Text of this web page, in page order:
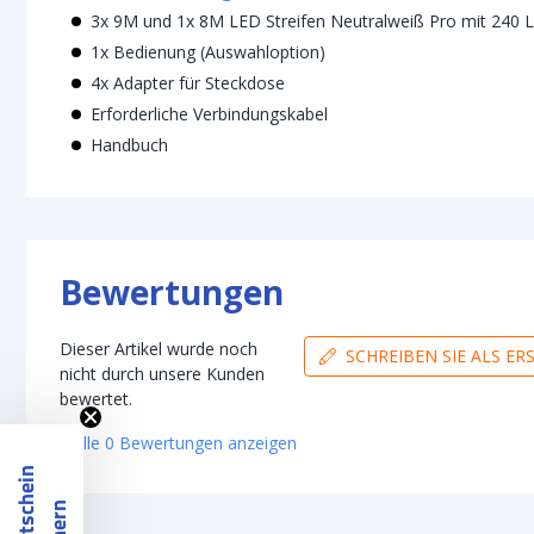
3x 9M und 1x 8M LED Streifen Neutralweiß Pro mit 240
1x Bedienung (Auswahloption)
4x Adapter für Steckdose
Erforderliche Verbindungskabel
Handbuch
Bewertungen
Dieser Artikel wurde noch
nicht durch unsere Kunden
bewertet.
SCHREIBEN SIE ALS
Alle 0 Bewertungen anzeigen